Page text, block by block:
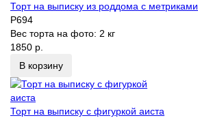
Торт на выписку из роддома с метриками
P694
Вес торта на фото: 2 кг
1850 р.
В корзину
Торт на выписку с фигуркой аиста